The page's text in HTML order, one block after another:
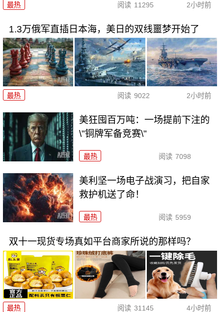
最热 阅读 11295 2小时前
1.3万俄军直插日本海，美日的双线噩梦开始了
最热 阅读 9022 2小时前
美狂囤百万吨：一场提前下注的
\"铜牌军备竞赛\"
最热 阅读 7098
美利坚一场电子战演习，把自家
救护机送了命！
最热 阅读 5959
双十一现货专场真如平台商家所说的那样吗？
最热 阅读 31145 4小时前